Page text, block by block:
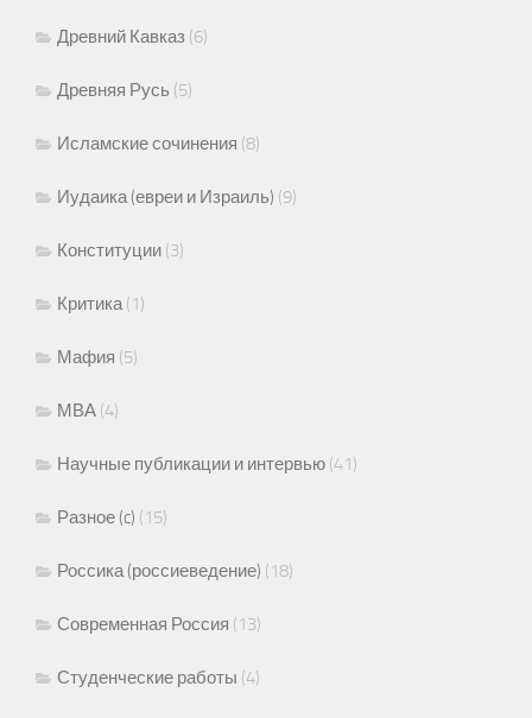
Древний Кавказ (6)
Древняя Русь (5)
Исламские сочинения (8)
Иудаика (евреи и Израиль) (9)
Конституции (3)
Критика(1)
Мафия (5)
МВА (4)
Научные публикации и интервью (41)
Разное (c) (15)
Россика (россиеведение) (18)
Современная Россия (13)
Студенческие работы (4)